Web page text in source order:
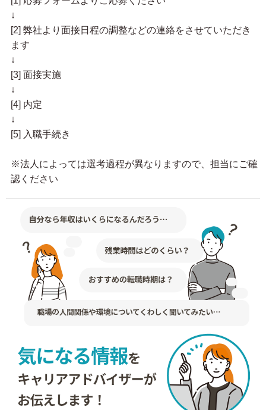
↓
[2] 弊社より面接日程の調整などの連絡をさせていただき
ます
↓
[3] 面接実施
↓
[4] 内定
↓
[5] 入職手続き
※法人によっては選考過程が異なりますので、担当にご確
認ください